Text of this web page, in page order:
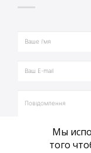
Мы
того